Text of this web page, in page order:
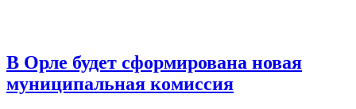
В Орле будет сформирована новая
муниципальная комиссия